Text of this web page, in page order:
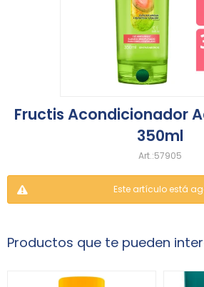
Fructis Acondicionador
350ml
57905
Este artículo está
Productos que te pueden